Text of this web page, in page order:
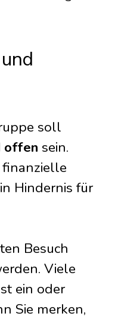
soll
offen sein.
finanzielle
Hindernis für
Besuch
Viele
ein oder
Sie merken,